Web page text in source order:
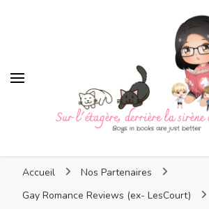
Sur l'étagère,
sirène en
sirène en
Accueil
Nos Partenaires
Gay Romance Reviews (ex- LesCourt)